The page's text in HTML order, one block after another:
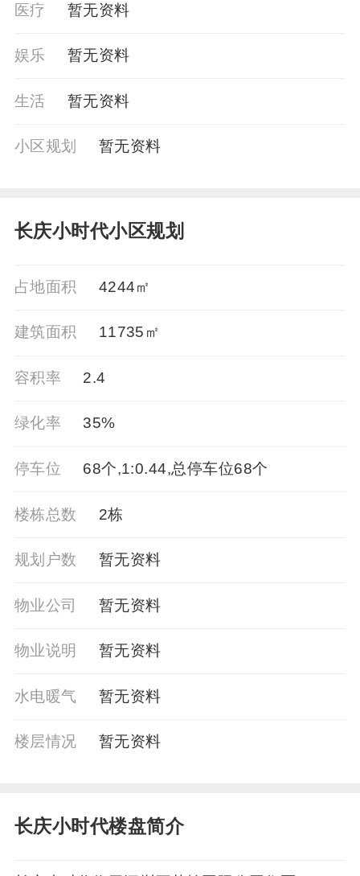
医疗 暂⽆资料
娱乐 暂⽆资料
生活 暂⽆资料
小区规划 暂⽆资料
长庆小时代小区规划
占地面积 4244㎡
建筑面积 11735㎡
容积率 2.4
绿化率 35%
停车位 68个,1:0.44,总停车位68个
楼栋总数 2栋
规划户数 暂无资料
物业公司 暂⽆资料
物业说明 暂无资料
水电暖气 暂⽆资料
楼层情况 暂⽆资料
长庆小时代楼盘简介